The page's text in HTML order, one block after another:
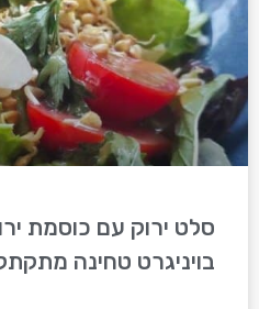
סלט ירוק עם כוסמת
בויניגרט טחינה